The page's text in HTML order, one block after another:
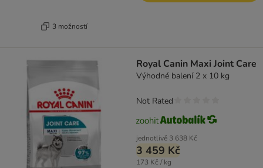
3 možností
Royal Canin Maxi Joint Care
Výhodné balení 2 x 10 kg
jednotlivě 3 638 Kč
3 459 Kč
173 Kč / kg
Not Rated